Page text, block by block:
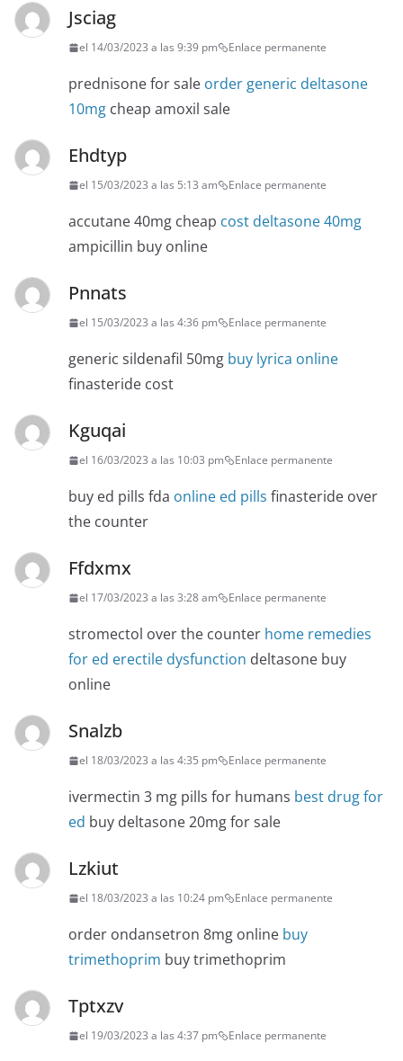
Jsciag
el 14/03/2023 a las 9:39 pm Enlace permanente
prednisone for sale order generic deltasone
10mg cheap amoxil sale
Ehdtyp
el 15/03/2023 a las 5:13 am Enlace permanente
accutane 40mg cheap cost deltasone 40mg
ampicillin buy online
Pnnats
el 15/03/2023 a las 4:36 pm Enlace permanente
generic sildenafil 50mg buy lyrica online
finasteride cost
Kguqai
el 16/03/2023 a las 10:03 pm Enlace permanente
buy ed pills fda online ed pills finasteride over
the counter
Ffdxmx
el 17/03/2023 a las 3:28 am Enlace permanente
stromectol over the counter home remedies
for ed erectile dysfunction deltasone buy
online
Snalzb
el 18/03/2023 a las 4:35 pm Enlace permanente
ivermectin 3 mg pills for humans best drug for
ed buy deltasone 20mg for sale
Lzkiut
el 18/03/2023 a las 10:24 pm Enlace permanente
order ondansetron 8mg online buy
trimethoprim buy trimethoprim
Tptxzv
el 19/03/2023 a las 4:37 pm Enlace permanente